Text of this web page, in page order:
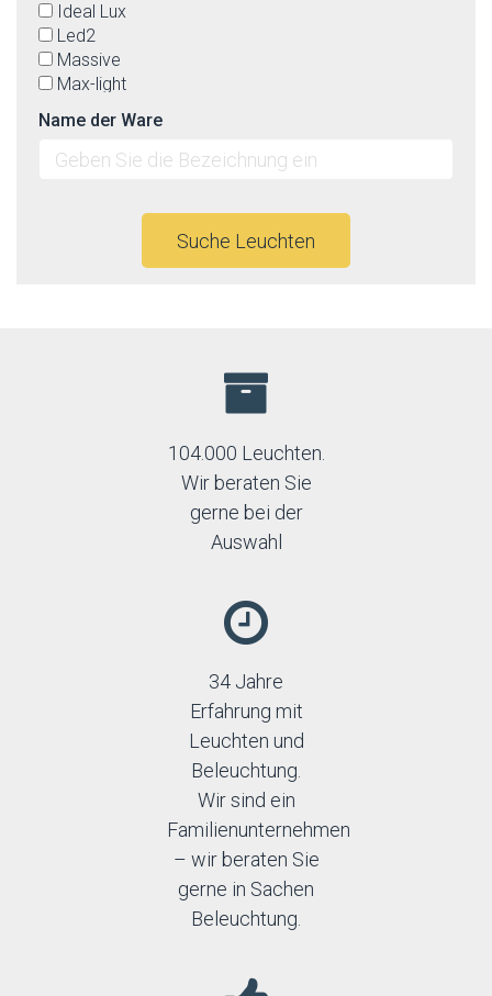
Ideal Lux
Led2
Massive
Max-light
Nowodvorski
Orion
Orno
Name der Ware
Suche Leuchten
104.000 Leuchten.
Wir beraten Sie
gerne bei der
Auswahl
34 Jahre
Erfahrung mit
Leuchten und
Beleuchtung.
Wir sind ein
Familienunternehmen
– wir beraten Sie
gerne in Sachen
Beleuchtung.